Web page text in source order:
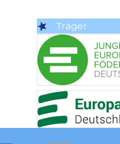
Träger